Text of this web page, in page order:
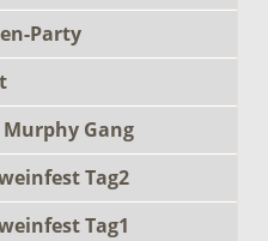
Party
Murphy Gang
Tag2
Tag1